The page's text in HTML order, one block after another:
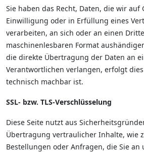
Sie haben das Recht, Daten, die wir
Einwilligung oder in Erfüllung eines
verarbeiten, an sich oder an einen
maschinenlesbaren Format
die direkte Übertragung der Daten an
Verantwortlichen verlangen, erfolgt
technisch machbar ist.
SSL- bzw. TLS-Verschlüsselung
Diese Seite nutzt aus
Übertragung vertraulicher Inhalte, wie
Bestellungen oder Anfragen, die Sie an